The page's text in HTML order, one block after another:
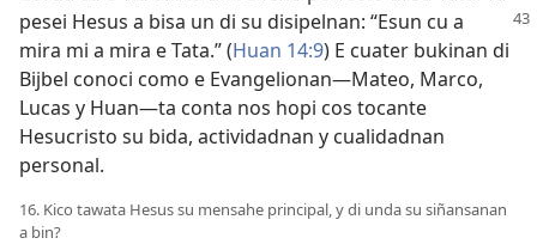
pesei Hesus a bisa un di su disipelnan: “Esun cu a
mira mi a mira e Tata.” (Huan 14:9) E cuater bukinan di
Bijbel conoci como e Evangelionan—Mateo, Marco,
Lucas y Huan—ta conta nos hopi cos tocante
Hesucristo su bida, actividadnan y cualidadnan
personal.
16. Kico tawata Hesus su mensahe principal, y di unda su siñansanan
a bin?